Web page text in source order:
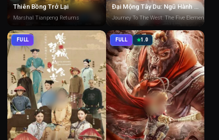
Thiên Bồng Trở Lại
Marshal Tianpeng Returns
Đại Mộng Tây Du: Ngũ Hành Sơn
Journey To The West: The Five Elements
FULL FULL 1.0